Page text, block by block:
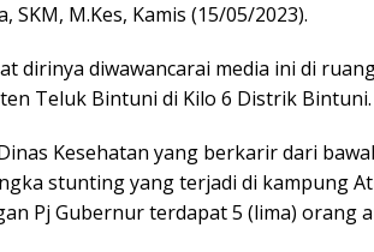
SKM, M.Kes, Kamis (15/05/2023).
dirinya diwawancarai media ini di
Teluk Bintuni di Kilo 6 Distrik Bintuni.
Kesehatan yang berkarir dari
stunting yang terjadi di kampung
Pj Gubernur terdapat 5 (lima) orang